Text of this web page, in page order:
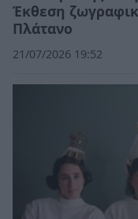
Έκθεση
Πλάτανο
21/07/2026 19:52